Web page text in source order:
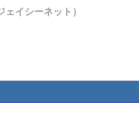
イシーネット）